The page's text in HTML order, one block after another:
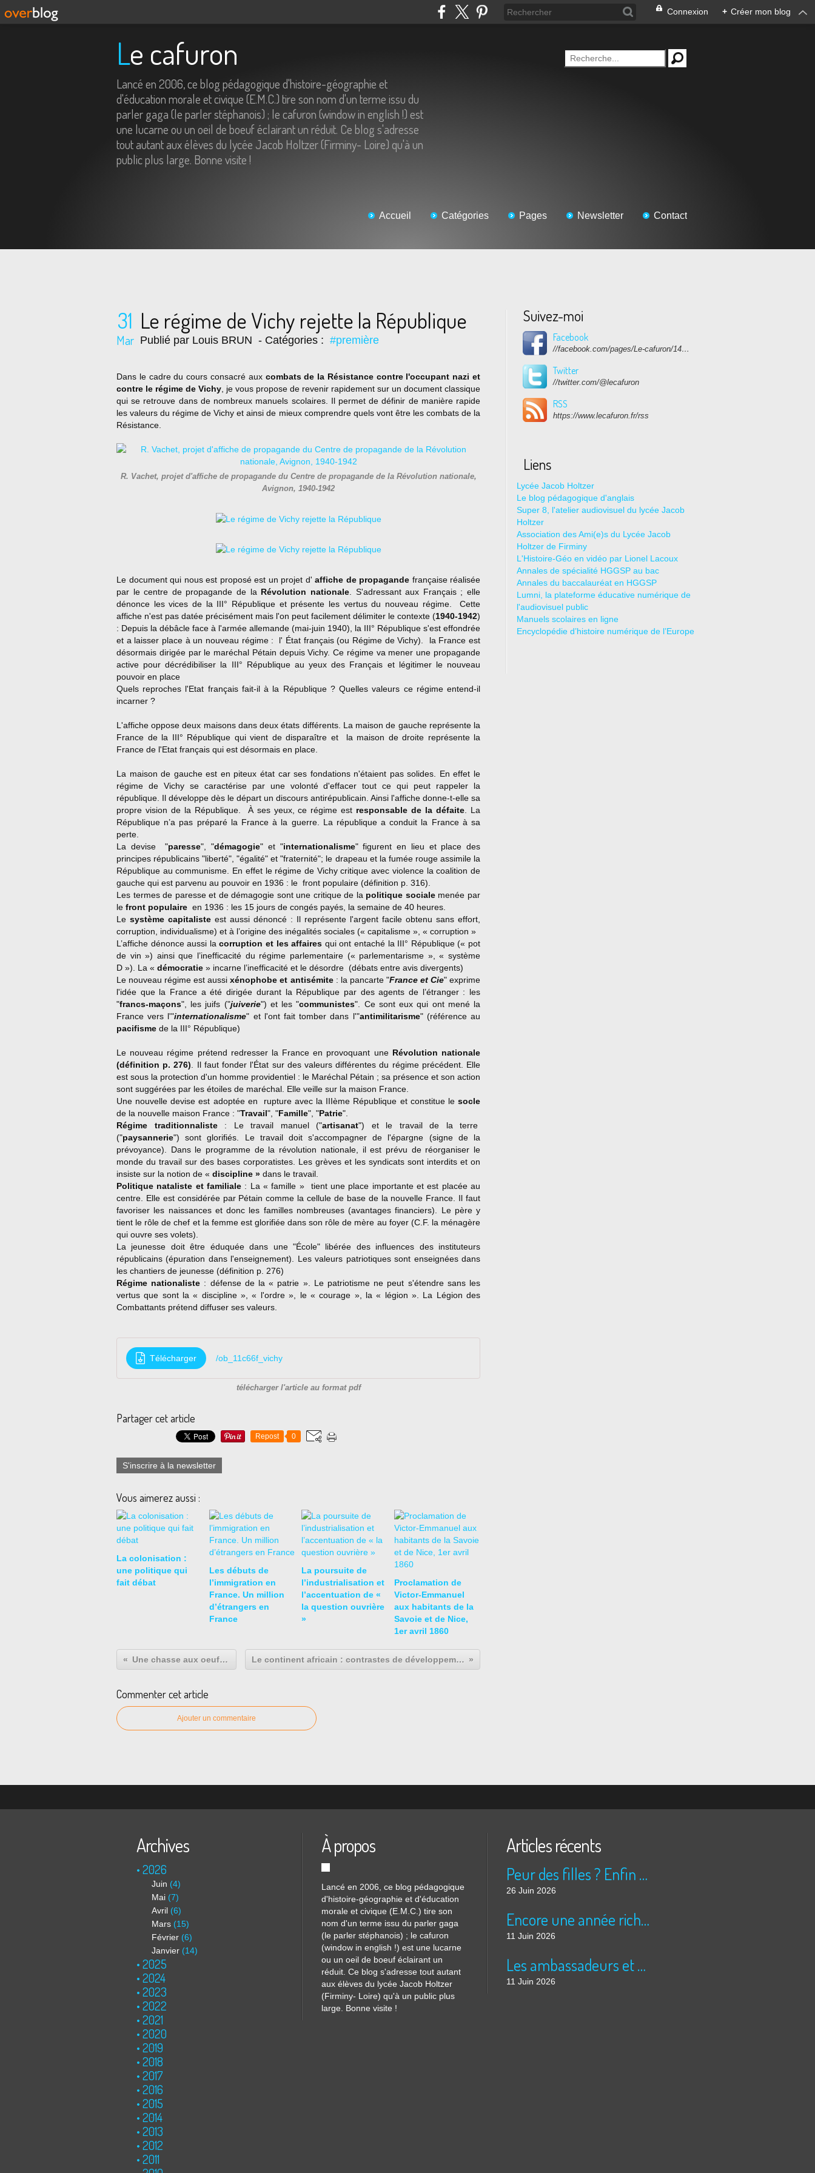
Connexion + Créer mon blog
Le cafuron
Lancé en 2006, ce blog pédagogique d'histoire-géographie et
d'éducation morale et civique (E.M.C.) tire son nom d'un terme issu du
parler gaga (le parler stéphanois) ; le cafuron (window in english !) est
une lucarne ou un oeil de boeuf éclairant un réduit. Ce blog s'adresse
tout autant aux élèves du lycée Jacob Holtzer (Firminy- Loire) qu'à un
public plus large. Bonne visite !
Accueil Catégories Pages Newsletter Contact
31
Mar
Le régime de Vichy rejette la République
Publié par Louis BRUN - Catégories : #première
Dans le cadre du cours consacré aux combats de la Résistance contre l'occupant nazi et
contre le régime de Vichy , je vous propose de revenir rapidement sur un document classique
qui se retrouve dans de nombreux manuels scolaires. Il permet de définir de manière rapide
les valeurs du régime de Vichy et ainsi de mieux comprendre quels vont être les combats de la
Résistance.
R. Vachet, projet d'affiche de propagande du Centre de propagande de la Révolution nationale,
Avignon, 1940-1942
Le document qui nous est proposé est un projet d' affiche de propagande française réalisée
par le centre de propagande de la Révolution nationale. S'adressant aux Français ; elle
dénonce les vices de la III° République et présente les vertus du nouveau régime. Cette
affiche n'est pas datée précisément mais l'on peut facilement délimiter le contexte (1940-1942)
: Depuis la débâcle face à l'armée allemande (mai-juin 1940), la III° République s'est effondrée
et a laisser place à un nouveau régime : l' État français (ou Régime de Vichy). la France est
désormais dirigée par le maréchal Pétain depuis Vichy. Ce régime va mener une propagande
active pour décrédibiliser la III° République au yeux des Français et légitimer le nouveau
pouvoir en place
Quels reproches l'Etat français fait-il à la République ? Quelles valeurs ce régime entend-il
incarner ?
L'affiche oppose deux maisons dans deux états différents. La maison de gauche représente la
France de la III° République qui vient de disparaître et la maison de droite représente la
France de l'Etat français qui est désormais en place.
La maison de gauche est en piteux état car ses fondations n'étaient pas solides. En effet le
régime de Vichy se caractérise par une volonté d'effacer tout ce qui peut rappeler la
république. Il développe dès le départ un discours antirépublicain. Ainsi l'affiche donne-t-elle sa
propre vision de la République. À ses yeux, ce régime est responsable de la défaite . La
République n’a pas préparé la France à la guerre. La république a conduit la France à sa
perte.
La devise "paresse", "démagogie" et "internationalisme" figurent en lieu et place des
principes républicains "liberté", "égalité" et "fraternité"; le drapeau et la fumée rouge assimile la
République au communisme. En effet le régime de Vichy critique avec violence la coalition de
gauche qui est parvenu au pouvoir en 1936 : le front populaire (définition p. 316).
Les termes de paresse et de démagogie sont une critique de la politique socialemenée par
le front populaire en 1936 : les 15 jours de congés payés, la semaine de 40 heures.
Le système capitaliste est aussi dénoncé : Il représente l'argent facile obtenu sans effort,
corruption, individualisme) et à l’origine des inégalités sociales (« capitalisme », « corruption »
L’affiche dénonce aussi lacorruption et les affaires qui ont entaché la III° République (« pot
de vin ») ainsi que l’inefficacité du régime parlementaire (« parlementarisme », « système
D »). La « démocratie » incarne l’inefficacité et le désordre (débats entre avis divergents)
Le nouveau régime est aussixénophobe et antisémite: la pancarte "France et Cie" exprime
l'idée que la France a été dirigée durant la République par des agents de l’étranger : les
"francs-maçons", les juifs ("juiverie") et les "communistes". Ce sont eux qui ont mené la
France vers l'"internationalisme" et l'ont fait tomber dans l'"antimilitarisme" (référence au
pacifisme de la III° République)
Le nouveau régime prétend redresser la France en provoquant une Révolution nationale
(définition p. 276) . Il faut fonder l'État sur des valeurs différentes du régime précédent. Elle
est sous la protection d'un homme providentiel : le Maréchal Pétain ; sa présence et son action
sont suggérées par les étoiles de maréchal. Elle veille sur la maison France.
Une nouvelle devise est adoptée en rupture avec la IIIème République et constitue le socle
de la nouvelle maison France : "Travail", "Famille", "Patrie".
Régime traditionnaliste: Le travail manuel ("artisanat") et le travail de la terre
("paysannerie") sont glorifiés. Le travail doit s'accompagner de l'épargne (signe de la
prévoyance). Dans le programme de la révolution nationale, il est prévu de réorganiser le
monde du travail sur des bases corporatistes. Les grèves et les syndicats sont interdits et on
insiste sur la notion de « discipline » dans le travail.
Politique nataliste et familiale : La « famille » tient une place importante et est placée au
centre. Elle est considérée par Pétain comme la cellule de base de la nouvelle France. Il faut
favoriser les naissances et donc les familles nombreuses (avantages financiers). Le père y
tient le rôle de chef et la femme est glorifiée dans son rôle de mère au foyer (C.F. la ménagère
qui ouvre ses volets).
La jeunesse doit être éduquée dans une "École" libérée des influences des instituteurs
républicains (épuration dans l'enseignement). Les valeurs patriotiques sont enseignées dans
les chantiers de jeunesse (définition p. 276)
Régime nationaliste : défense de la « patrie ». Le patriotisme ne peut s'étendre sans les
vertus que sont la « discipline », « l'ordre », le « courage », la « légion ». La Légion des
Combattants prétend diffuser ses valeurs.
Télécharger /ob_11c66f_vichy
télécharger l'article au format pdf
Partager cet article
Repost 0
S'inscrire à la newsletter
Vous aimerez aussi :
La colonisation :
une politique qui
fait débat
Les débuts de
l’immigration en
France. Un million
d’étrangers en
France
La poursuite de
l’industrialisation et
l’accentuation de «
la question ouvrière
»
Proclamation de
Victor-Emmanuel
aux habitants de la
Savoie et de Nice,
1er avril 1860
Une chasse aux oeufs pour une bonne action Le continent africain : contrastes de développement et inégale intégration dans la mondialisation
Commenter cet article
Ajouter un commentaire
Suivez-moi
Facebook
//facebook.com/pages/Le-cafuron/1415682768741632
Twitter
//twitter.com/@lecafuron
RSS
https://www.lecafuron.fr/rss
Liens
Lycée Jacob Holtzer
Le blog pédagogique d'anglais
Super 8, l'atelier audiovisuel du lycée Jacob
Holtzer
Association des Ami(e)s du Lycée Jacob
Holtzer de Firminy
L'Histoire-Géo en vidéo par Lionel Lacoux
Annales de spécialité HGGSP au bac
Annales du baccalauréat en HGGSP
Lumni, la plateforme éducative numérique de
l'audiovisuel public
Manuels scolaires en ligne
Encyclopédie d’histoire numérique de l’Europe
Archives
2026
Juin (4)
Mai (7)
Avril (6)
Mars (15)
Février (6)
Janvier (14)
2025
2024
2023
2022
2021
2020
2019
2018
2017
2016
2015
2014
2013
2012
2011
À propos
Lancé en 2006, ce blog pédagogique
d'histoire-géographie et d'éducation
morale et civique (E.M.C.) tire son
nom d'un terme issu du parler gaga
(le parler stéphanois) ; le cafuron
(window in english !) est une lucarne
ou un oeil de boeuf éclairant un
réduit. Ce blog s'adresse tout autant
aux élèves du lycée Jacob Holtzer
(Firminy- Loire) qu'à un public plus
large. Bonne visite !
Articles récents
Peur des filles ? Enfin rassuré ?
26 Juin 2026
Encore une année riche en cinéma pour Super 8 !
11 Juin 2026
Les ambassadeurs et SUPER 8 - La solidarité en action
11 Juin 2026